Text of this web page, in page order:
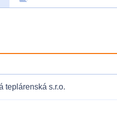
teplárenská s.r.o.